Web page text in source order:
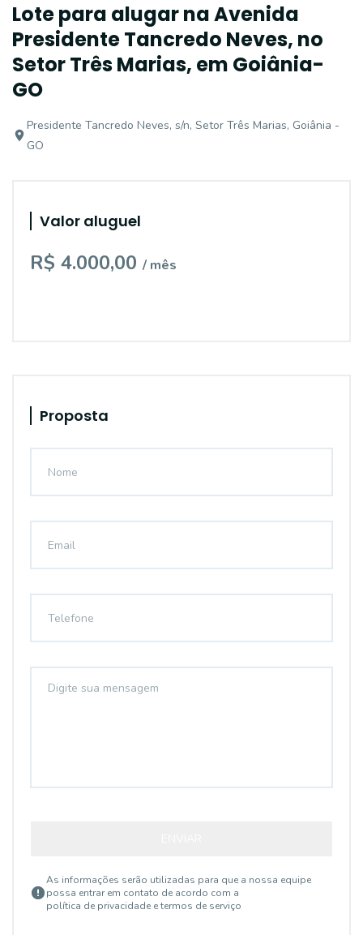
Lote para alugar na Avenida
Presidente Tancredo Neves, no
Setor Três Marias, em Goiânia-
GO
Presidente Tancredo Neves, s/n, Setor Três Marias, Goiânia -
GO
Valor aluguel
R$ 4.000,00 / mês
Proposta
As informações serão utilizadas para que a nossa equipe
possa entrar em contato de acordo com a
política de privacidade e termos de serviço